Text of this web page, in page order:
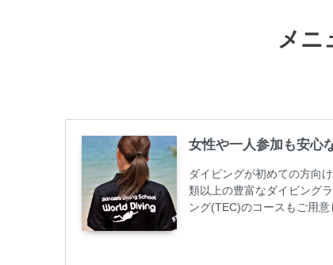
メニ
女性や一人参加も安心
ダイビングが初めての方向
類以上の豊富なダイビング
ング(TEC)のコースもご用
ス取得コースは年間を通じ
ーニング 最安値キャンペ